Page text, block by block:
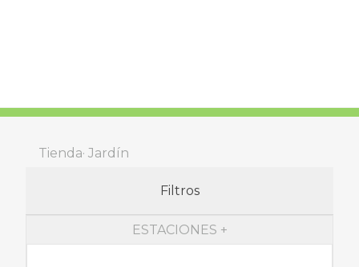
Tienda Jardín
Filtros
ESTACIONES